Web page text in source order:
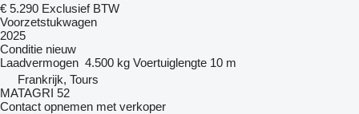
€ 5.290 Exclusief BTW
Voorzetstukwagen
2025
Conditie nieuw
Laadvermogen 4.500 kg Voertuiglengte 10 m
Frankrijk, Tours
MATAGRI 52
Contact opnemen met verkoper